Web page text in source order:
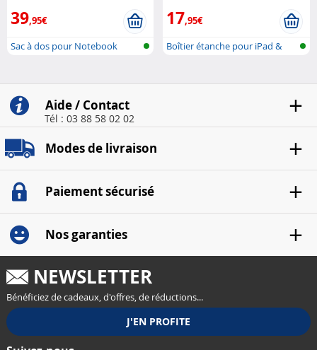
39,95€
Sac à dos pour Notebook
17,95€
Boîtier étanche pour iPad &
Aide / Contact
Tél : 03 88 58 02 02
Modes de livraison
Paiement sécurisé
Nos garanties
NEWSLETTER
Bénéficiez de cadeaux, d'offres, de réductions...